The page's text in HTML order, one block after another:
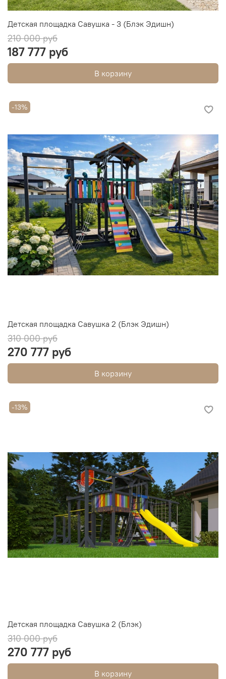
Детская площадка Савушка - 3 (Блэк Эдишн)
210 000 руб
187 777 руб
В корзину
-13%
Детская площадка Савушка 2 (Блэк Эдишн)
310 000 руб
270 777 руб
В корзину
-13%
Детская площадка Савушка 2 (Блэк)
310 000 руб
270 777 руб
В корзину